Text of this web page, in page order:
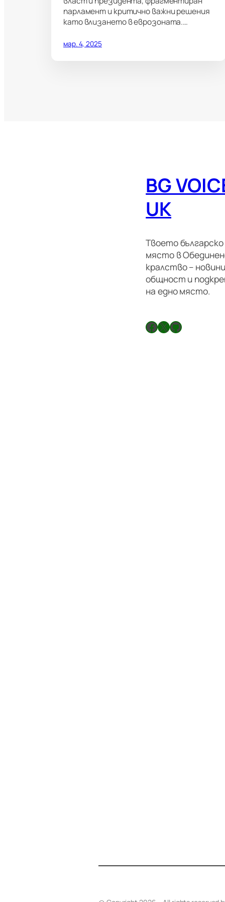
парламент и критично важни решения
като влизането в еврозоната.…
мар. 4, 2025
BG
UK
Твоето българско
място в
кралство –
общност и
на едно място.
Facebook X GitHub